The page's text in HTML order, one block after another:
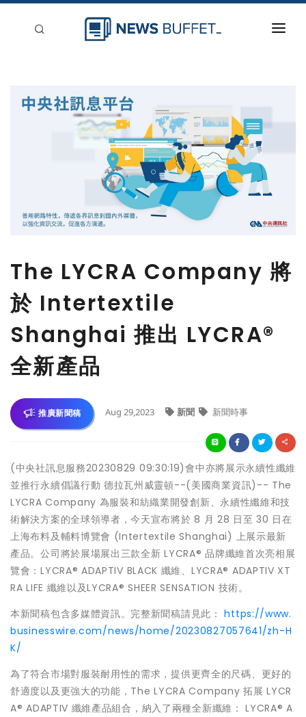
The LYCRA Company 將
於 Intertextile
Shanghai 推出 LYCRA®
全新產品
推廣新聞稿 Aug 29,2023 新聞 新聞時事
(中央社訊息服務20230829 09:30:19)會中亦將展示永續性纖維
並推行永續倡議行動 德拉瓦州威靈頓--(美國商業資訊)-- The
LYCRA Company 為服裝和紡織業開發創新、永續性纖維和技
術解決方案的全球領導者，今天宣布將於 8 月 28 日至 30 日在
上海布料及輔料博覽會 (Intertextile Shanghai) 上展示最新
產品。公司將於展場展出三款全新 LYCRA® 品牌纖維首次亮相展
覽會：LYCRA® ADAPTIV BLACK 纖維、LYCRA® ADAPTIV XT
RA LIFE 纖維以及LYCRA® SHEER SENSATION 技術。
本新聞稿包含多媒體資訊。完整新聞稿請見此：https://www.
businesswire.com/news/home/20230827057641/zh-H
K/
為了符合市場對服裝耐用性的需求，提供更齊全的尺碼、更好的
舒適度以及更強大的功能，The LYCRA Company 拓展 LYCR
A® ADAPTIV 纖維產品組合，納入了兩種全新纖維： LYCRA® A